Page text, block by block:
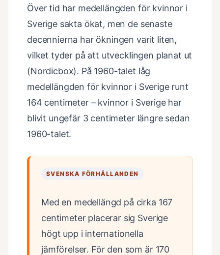
Över tid har medellängden för kvinnor i
Sverige sakta ökat, men de senaste
decennierna har ökningen varit liten,
vilket tyder på att utvecklingen planat ut
(Nordicbox). På 1960-talet låg
medellängden för kvinnor i Sverige runt
164 centimeter – kvinnor i Sverige har
blivit ungefär 3 centimeter längre sedan
1960-talet.
SVENSKA FÖRHÅLLANDEN
Med en medellängd på cirka 167
centimeter placerar sig Sverige
högt upp i internationella
jämförelser. För den som är 170